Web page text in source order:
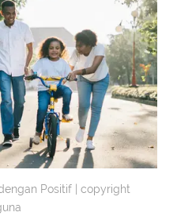
Positif | copyright